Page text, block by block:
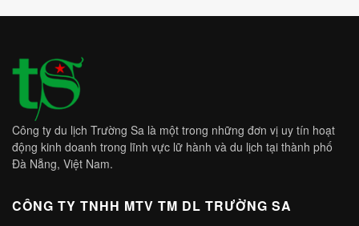
Công ty du lịch Trường Sa là một trong những đơn vị uy tín hoạt
động kinh doanh trong lĩnh vực lữ hành và du lịch tại thành phố
Đà Nẵng, Việt Nam.
CÔNG TY TNHH MTV TM DL TRƯỜNG SA